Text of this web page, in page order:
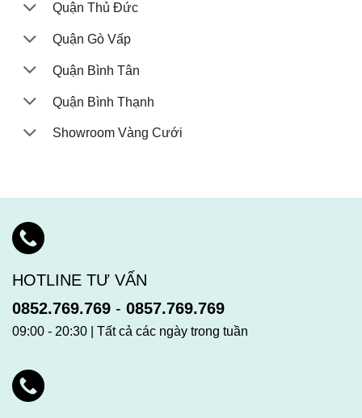
Quận Thủ Đức
Quận Gò Vấp
Quận Bình Tân
Quận Bình Thạnh
Showroom Vàng Cưới
HOTLINE TƯ VẤN
0852.769.769 - 0857.769.769
09:00 - 20:30 | Tất cả các ngày trong tuần